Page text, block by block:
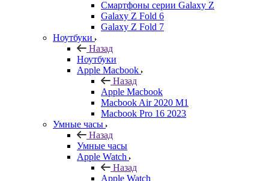
Смартфоны серии Galaxy Z
Galaxy Z Fold 6
Galaxy Z Fold 7
Ноутбуки
Назад
Ноутбуки
Apple Macbook
Назад
Apple Macbook
Macbook Air 2020 M1
Macbook Pro 16 2023
Умные часы
Назад
Умные часы
Apple Watch
Назад
Apple Watch